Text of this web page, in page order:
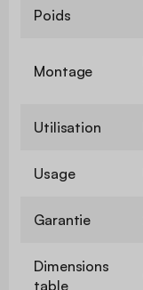
Poids
Montage
Utilisation
Usage
Garantie
Dimensions
table